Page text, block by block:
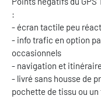
:
- écran tactile peu
- info trafic en option
occasionnels
- navigation et
- livré sans housse de
pochette de tissu ou